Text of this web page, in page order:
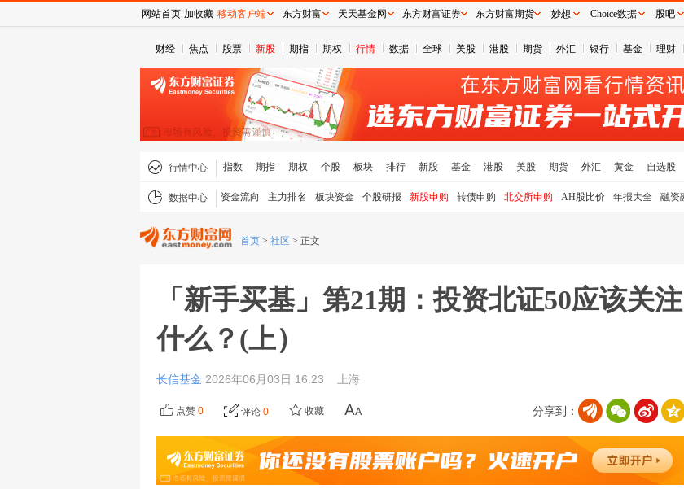
财经 焦点 股票 新股 期指 期权 行情 数据 全球 美股 港股 期货 外汇 银行 基金 理财
行情中心 指数 期指 期权 个股 板块 排行 新股 基金 港股 美股 期货 外汇 黄金 自选股
数据中心 资金流向 主力排名 板块资金 个股研报 新股申购 转债申购 北交所申购 AH股比价 年报大全 融资
首页 > 社区 > 正文
「新手买基」第21期：投资北证50应该关注
什么？(上）
长信基金 2026年06月03日 16:23 上海
分享到：
点赞 0 评论 0 收藏
网站首页 加收藏 移动客户端 东方财富 天天基金网 东方财富证券 东方财富期货 妙想 Choice数据 股吧